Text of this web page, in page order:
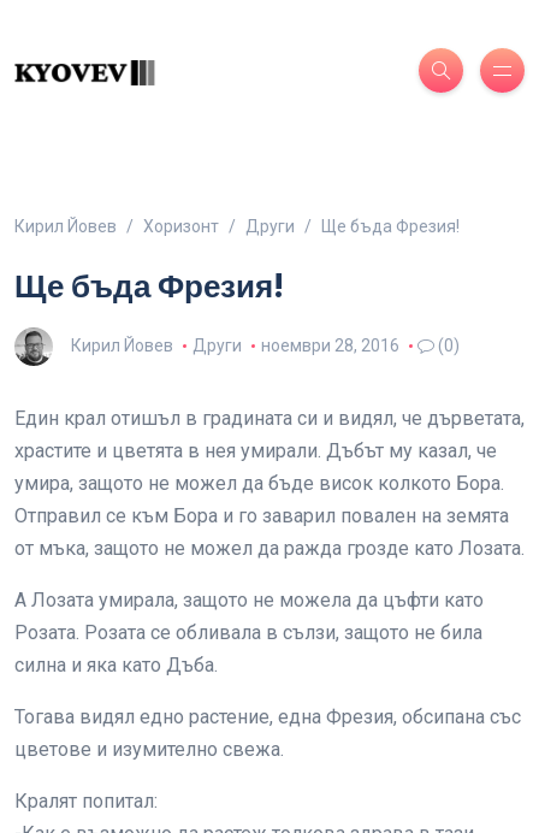
Кирил Йовев Хоризонт Други Ще бъда Фрезия!
Ще бъда Фрезия!
Кирил Йовев Други ноември 28, 2016 (0)
Един крал отишъл в градината си и видял, че дърветата,
храстите и цветята в нея умирали. Дъбът му казал, че
умира, защото не можел да бъде висок колкото Бора.
Отправил се към Бора и го заварил повален на земята
от мъка, защото не можел да ражда грозде като Лозата.
А Лозата умирала, защото не можела да цъфти като
Розата. Розата се обливала в сълзи, защото не била
силна и яка като Дъба.
Тогава видял едно растение, една Фрезия, обсипана със
цветове и изумително свежа.
Кралят попитал: